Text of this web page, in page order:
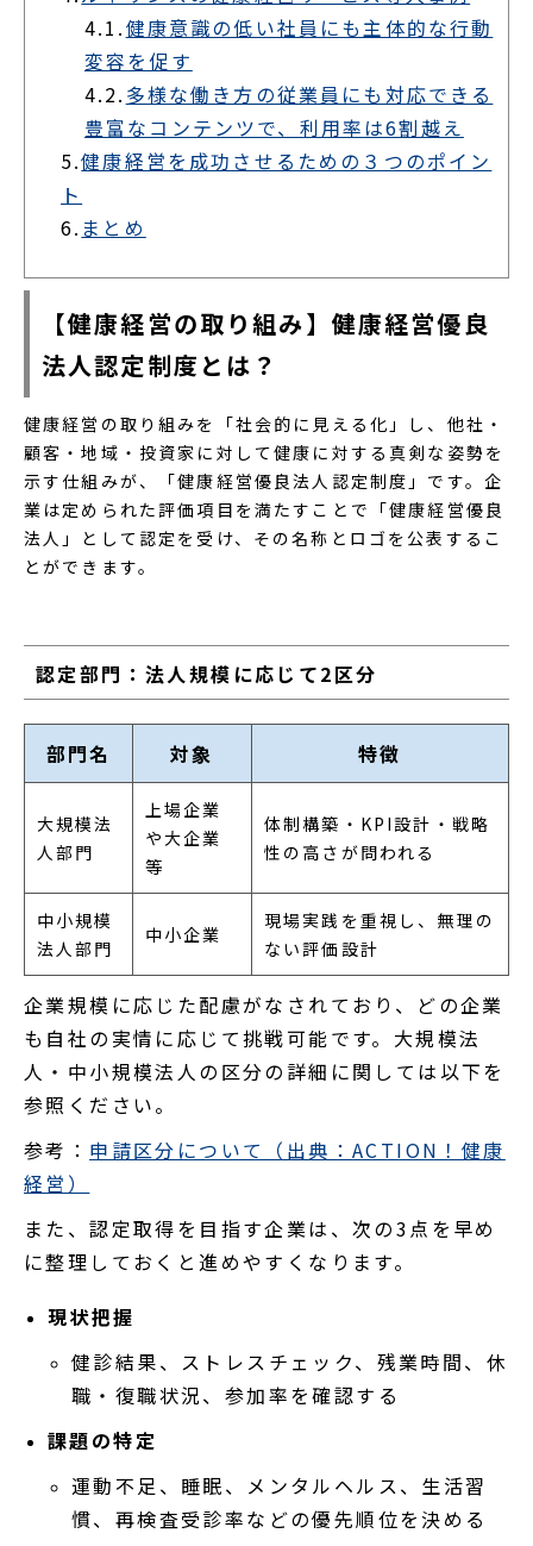
4.1.健康意識の低い社員にも主体的な行動
変容を促す
4.2. 多様な働き方の従業員にも対応できる
豊富なコンテンツで、利用率は6割越え
5.健康経営を成功させるための３つのポイン
ト
6. まとめ
【健康経営の取り組み】健康経営優良
法人認定制度とは？
健康経営の取り組みを「社会的に見える化」し、他社・
顧客・地域・投資家に対して健康に対する真剣な姿勢を
示す仕組みが、「健康経営優良法人認定制度」です。企
業は定められた評価項目を満たすことで「健康経営優良
法人」として認定を受け、その名称とロゴを公表するこ
とができます。
認定部門：法人規模に応じて2区分
部門名 対象 特徴
大規模法
人部門
上場企業
や大企業
等
体制構築・KPI設計・戦略
性の高さが問われる
中小規模
法人部門
中小企業
現場実践を重視し、無理の
ない評価設計
企業規模に応じた配慮がなされており、どの企業
も自社の実情に応じて挑戦可能です。大規模法
人・中小規模法人の区分の詳細に関しては以下を
参照ください。
参考： 申請区分について（出典：ACTION！健康
経営）
また、認定取得を目指す企業は、次の3点を早め
に整理しておくと進めやすくなります。
現状把握
健診結果、ストレスチェック、残業時間、休
職・復職状況、参加率を確認する
課題の特定
運動不足、睡眠、メンタルヘルス、生活習
慣、再検査受診率などの優先順位を決める